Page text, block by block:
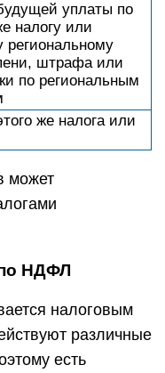
уплаты по
налогу или
региональному
штрафа или
по региональным
же налога или
может
НДФЛ
налоговым
различные
есть